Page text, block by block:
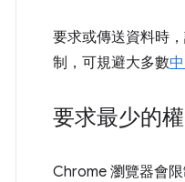
要求或傳送資料時
制，可規避大多數
要求最少的
Chrome 瀏覽器會